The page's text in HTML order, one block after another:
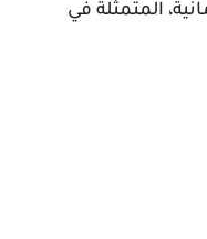
المتمثلة في